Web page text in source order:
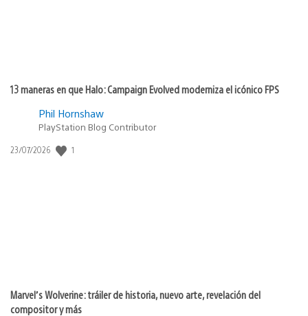
13 maneras en que Halo: Campaign Evolved moderniza el icónico FPS
Phil Hornshaw
PlayStation Blog Contributor
Fecha
23/07/2026 1
Marvel’s Wolverine: tráiler de historia, nuevo arte, revelación del
compositor y más